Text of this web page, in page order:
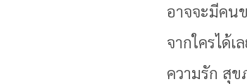
อาจจะมีคน
จากใครได้
ความรัก สุข